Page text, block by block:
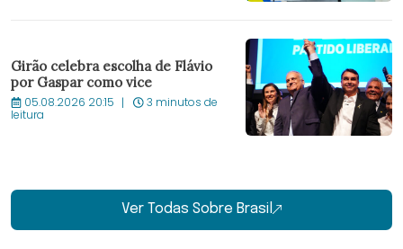
Girão celebra escolha de Flávio
por Gaspar como vice
05.08.2026 20:15 3 minutos de
leitura
Ver Todas Sobre Brasil